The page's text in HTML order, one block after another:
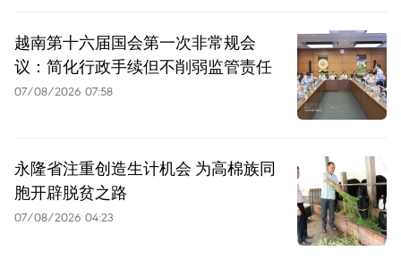
越南第十六届国会第一次非常规会
议：简化行政手续但不削弱监管责任
07/08/2026 07:58
永隆省注重创造生计机会 为高棉族同
胞开辟脱贫之路
07/08/2026 04:23